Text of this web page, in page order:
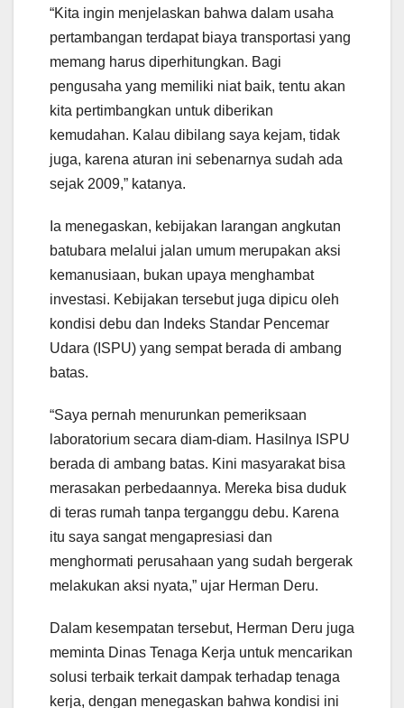
“Kita ingin menjelaskan bahwa dalam usaha
pertambangan terdapat biaya transportasi yang
memang harus diperhitungkan. Bagi
pengusaha yang memiliki niat baik, tentu akan
kita pertimbangkan untuk diberikan
kemudahan. Kalau dibilang saya kejam, tidak
juga, karena aturan ini sebenarnya sudah ada
sejak 2009,” katanya.
Ia menegaskan, kebijakan larangan angkutan
batubara melalui jalan umum merupakan aksi
kemanusiaan, bukan upaya menghambat
investasi. Kebijakan tersebut juga dipicu oleh
kondisi debu dan Indeks Standar Pencemar
Udara (ISPU) yang sempat berada di ambang
batas.
“Saya pernah menurunkan pemeriksaan
laboratorium secara diam-diam. Hasilnya ISPU
berada di ambang batas. Kini masyarakat bisa
merasakan perbedaannya. Mereka bisa duduk
di teras rumah tanpa terganggu debu. Karena
itu saya sangat mengapresiasi dan
menghormati perusahaan yang sudah bergerak
melakukan aksi nyata,” ujar Herman Deru.
Dalam kesempatan tersebut, Herman Deru juga
meminta Dinas Tenaga Kerja untuk mencarikan
solusi terbaik terkait dampak terhadap tenaga
kerja, dengan menegaskan bahwa kondisi ini